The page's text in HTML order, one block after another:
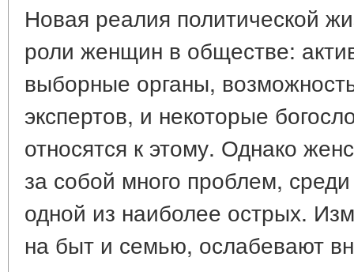
Новая реалия политической
роли женщин в обществе:
выборные органы,
экспертов, и некоторые
относятся к этому. Однако
за собой много проблем,
одной из наиболее острых.
на быт и семью, ослабевают